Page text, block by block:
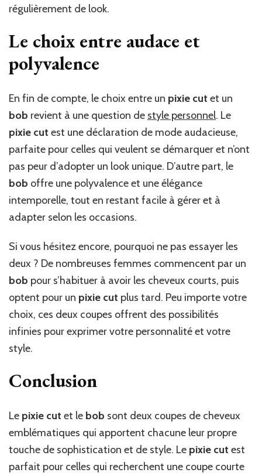
régulièrement de look.
Le choix entre audace et
polyvalence
En fin de compte, le choix entre un pixie cut et un
bob revient à une question de style personnel. Le
pixie cut est une déclaration de mode audacieuse,
parfaite pour celles qui veulent se démarquer et n’ont
pas peur d’adopter un look unique. D’autre part, le
bob offre une polyvalence et une élégance
intemporelle, tout en restant facile à gérer et à
adapter selon les occasions.
Si vous hésitez encore, pourquoi ne pas essayer les
deux ? De nombreuses femmes commencent par un
bob pour s’habituer à avoir les cheveux courts, puis
optent pour un pixie cut plus tard. Peu importe votre
choix, ces deux coupes offrent des possibilités
infinies pour exprimer votre personnalité et votre
style.
Conclusion
Le pixie cut et le bob sont deux coupes de cheveux
emblématiques qui apportent chacune leur propre
touche de sophistication et de style. Le pixie cut est
parfait pour celles qui recherchent une coupe courte